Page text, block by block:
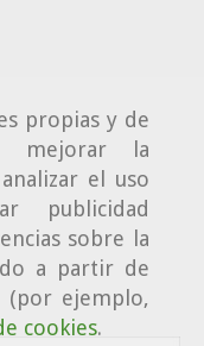
propias y de
mejorar la
el uso
publicidad
sobre la
a partir de
(por ejemplo,
cookies.